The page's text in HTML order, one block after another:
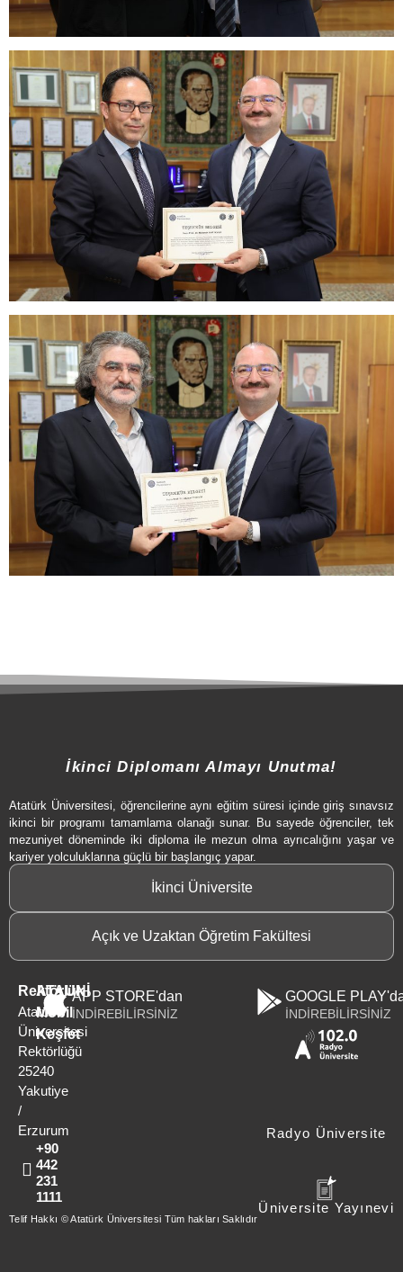
İkinci Diplomanı Almayı Unutma!
Atatürk Üniversitesi, öğrencilerine aynı eğitim süresi içinde giriş sınavsız
ikinci bir programı tamamlama olanağı sunar. Bu sayede öğrenciler, tek
mezuniyet döneminde iki diploma ile mezun olma ayrıcalığını yaşar ve
kariyer yolculuklarına güçlü bir başlangıç yapar.
İkinci Üniversite
Açık ve Uzaktan Öğretim Fakültesi
Rektörlük
Atatürk
Üniversitesi
Rektörlüğü
25240
Yakutiye
/
Erzurum
+90
442
231
1111
ATAUNİ
Mobil
Keşfet
APP STORE'dan
İNDİREBİLİRSİNİZ
GOOGLE
İNDİREBİLİRSİNİZ
Radyo Üniversite
Üniversite Yayınevi
Telif Hakkı © Atatürk Üniversitesi Tüm hakları Saklıdır